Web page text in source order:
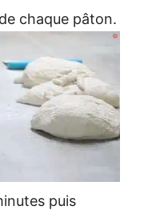
chaque pâton.
puis